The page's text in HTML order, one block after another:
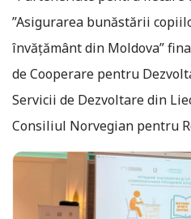
”Asigurarea bunăstării
învățământ din Moldova”
de Cooperare pentru
Servicii de Dezvoltare din
Consiliul Norvegian pentru